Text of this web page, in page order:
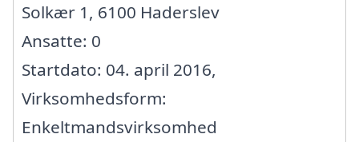
Solkær 1, 6100 Haderslev
Ansatte: 0
Startdato: 04. april 2016,
Virksomhedsform:
Enkeltmandsvirksomhed